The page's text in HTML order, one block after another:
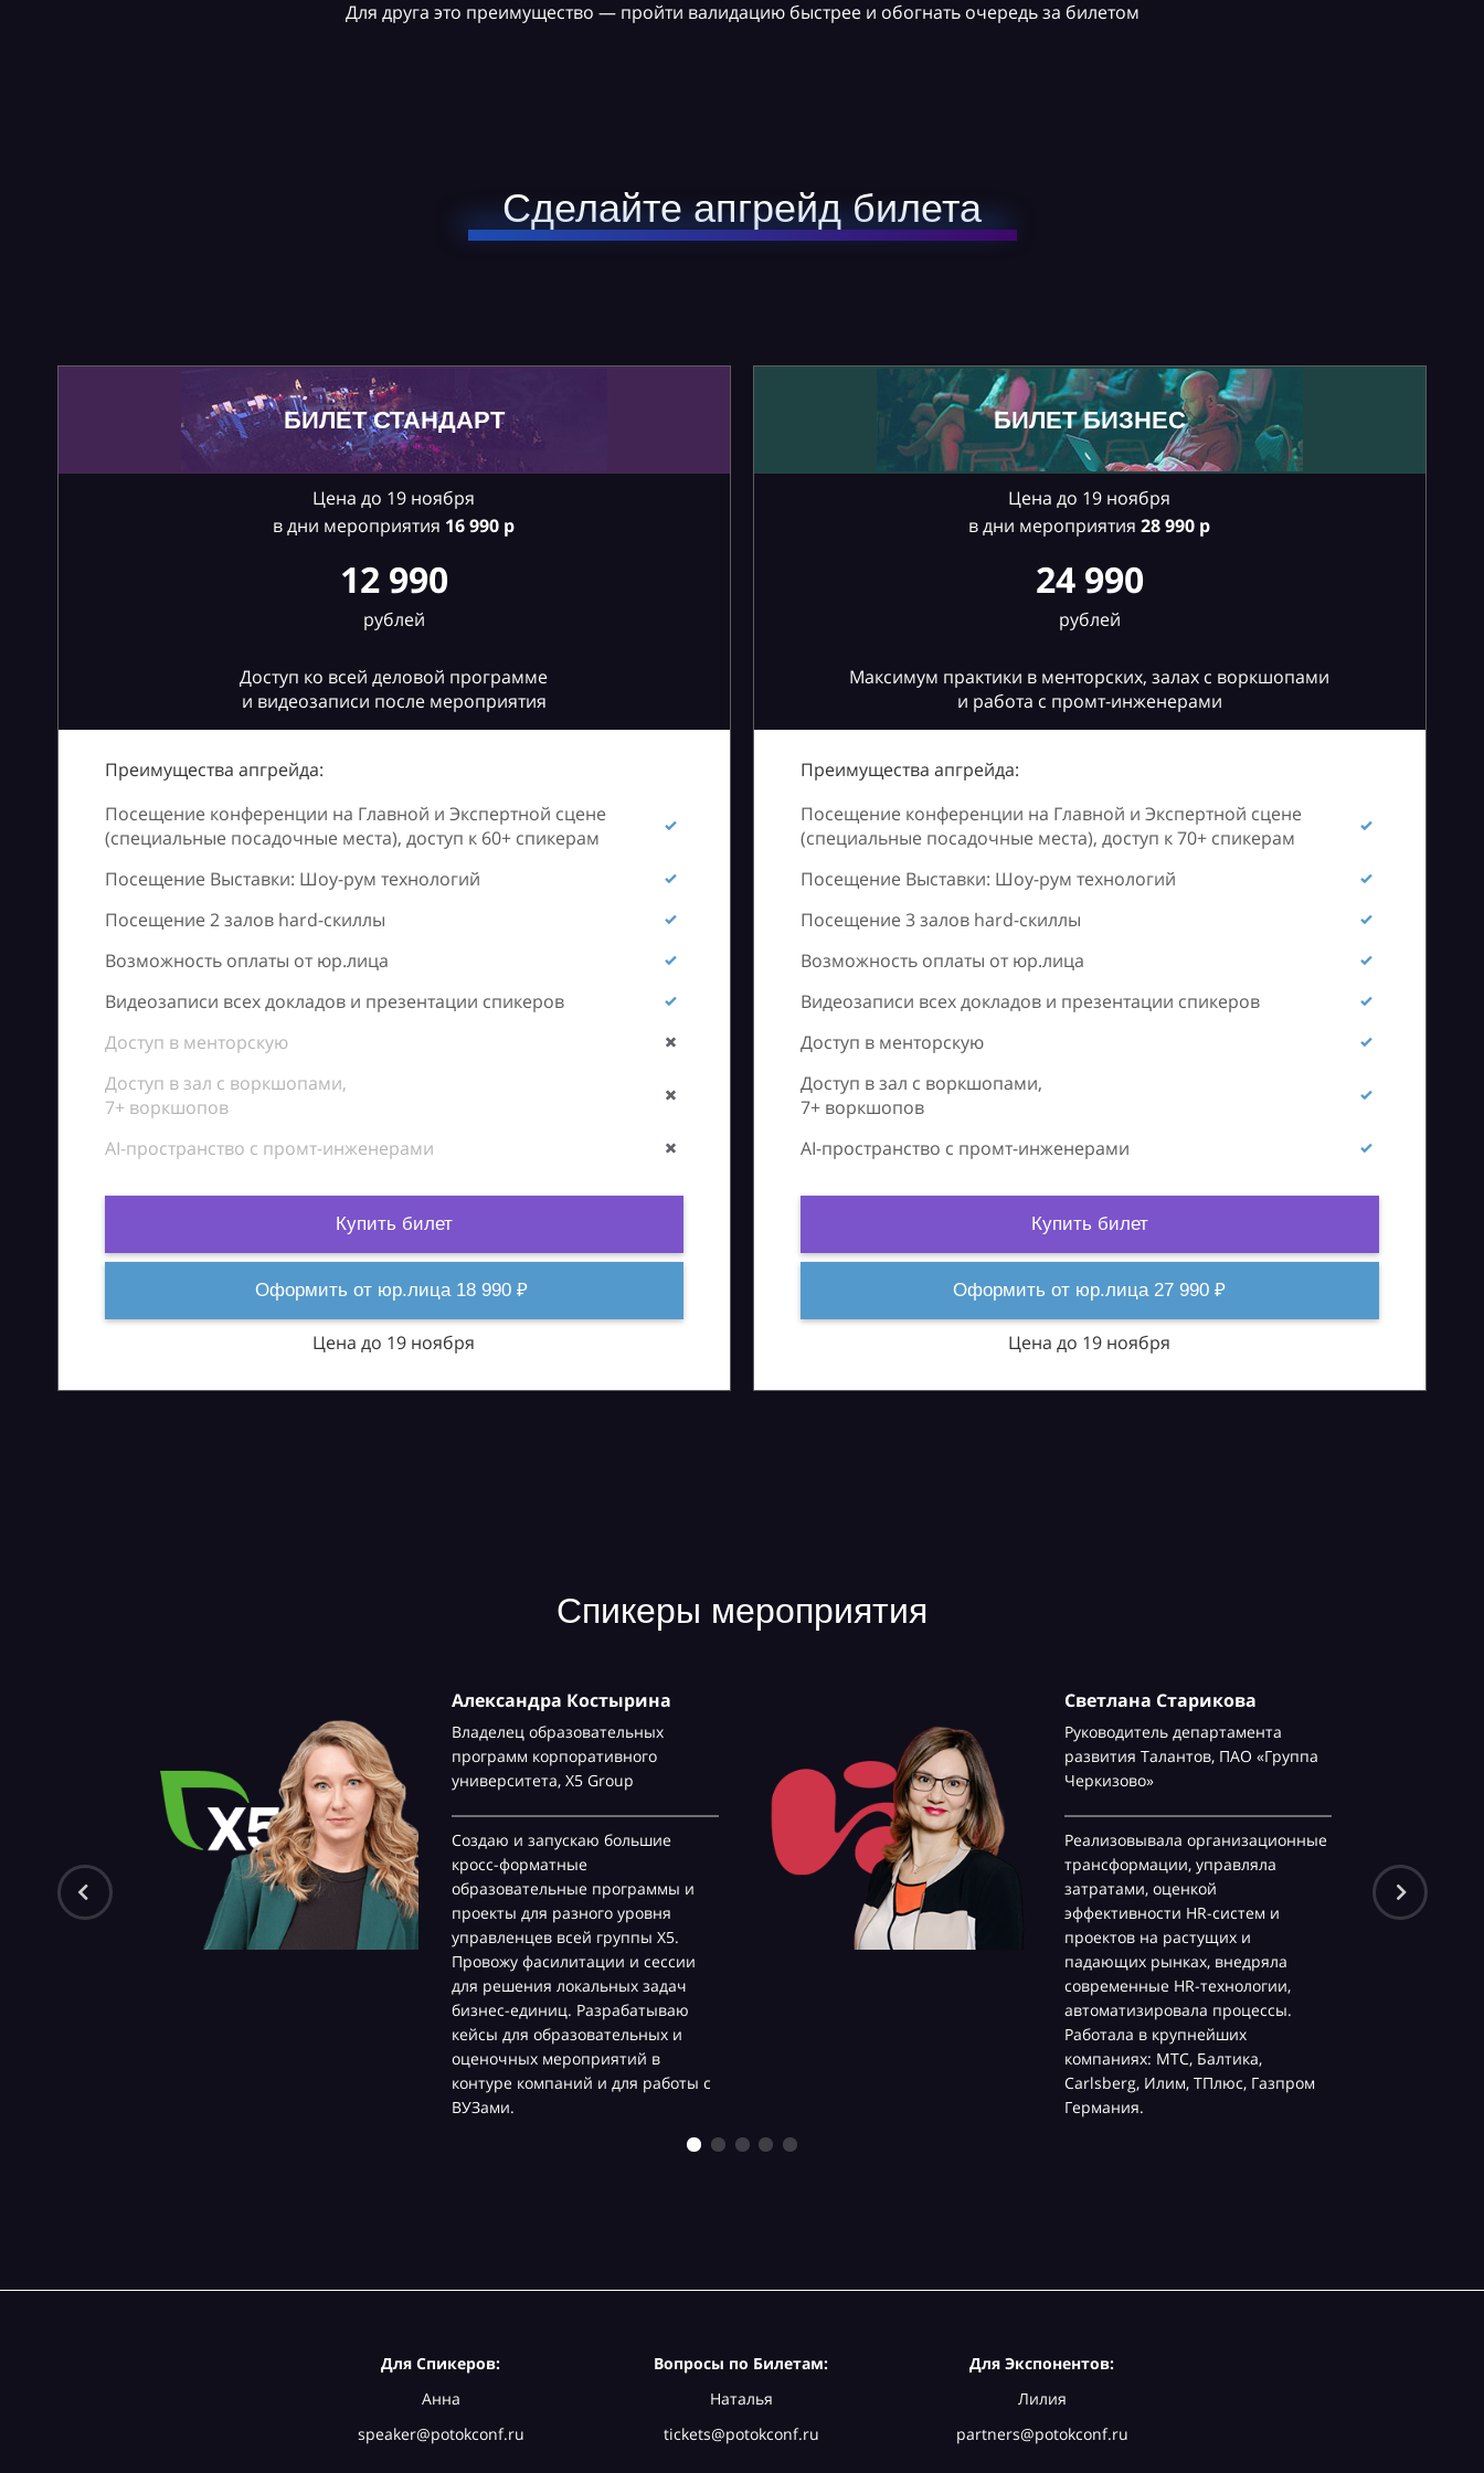
Для друга это преимущество — пройти валидацию быстрее и обогнать очередь за билетом
Сделайте апгрейд билета
БИЛЕТ СТАНДАРТ
Цена до 19 ноября
в дни мероприятия 16990 р
12 990
рублей
Доступ ко всей деловой программе
и видеозаписи после мероприятия
Преимущества апгрейда:
Посещение конференции на Главной и Экспертной сцене
(специальные посадочные места), доступ к 60+ спикерам
Посещение Выставки: Шоу-рум технологий
Посещение 2 залов hard-скиллы
Возможность оплаты от юр.лица
Видеозаписи всех докладов и презентации спикеров
Доступ в менторскую
Доступ в зал с воркшопами,
7+ воркшопов
AI-пространство с промт-инженерами
Купить билет
Оформить от юр.лица 18 990 ₽
Цена до 19 ноября
БИЛЕТ БИЗНЕС
Цена до 19 ноября
в дни мероприятия 28990 р
24 990
рублей
Максимум практики в менторских, залах с воркшопами
и работа с промт-инженерами
Преимущества апгрейда:
Посещение конференции на Главной и Экспертной сцене
(специальные посадочные места), доступ к 70+ спикерам
Посещение Выставки: Шоу-рум технологий
Посещение 3 залов hard-скиллы
Возможность оплаты от юр.лица
Видеозаписи всех докладов и презентации спикеров
Доступ в менторскую
Доступ в зал с воркшопами,
7+ воркшопов
AI-пространство с промт-инженерами
Купить билет
Оформить от юр.лица 27 990 ₽
Цена до 19 ноября
Спикеры мероприятия
Александра Костырина
Владелец образовательных
программ корпоративного
университета, Х5 Group
Создаю и запускаю большие
кросс-форматные
образовательные программы и
проекты для разного уровня
управленцев всей группы Х5.
Провожу фасилитации и сессии
для решения локальных задач
бизнес-единиц. Разрабатываю
кейсы для образовательных и
оценочных мероприятий в
контуре компаний и для работы с
ВУЗами.
Светлана Старикова
Руководитель департамента
развития Талантов, ПАО «Группа
Черкизово»
Реализовывала организационные
трансформации, управляла
затратами, оценкой
эффективности HR-систем и
проектов на растущих и
падающих рынках, внедряла
современные HR-технологии,
автоматизировала процессы.
Работала в крупнейших
компаниях: МТС, Балтика,
Carlsberg, Илим, ТПлюс, Газпром
Германия.
Для Спикеров:
Анна
speaker@potokconf.ru
Вопросы по Билетам:
Наталья
tickets@potokconf.ru
Для Экспонентов:
Лилия
partners@potokconf.ru